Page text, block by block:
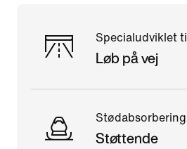
Specialudviklet til
Løb på vej
Stødabsorbering
Støttende